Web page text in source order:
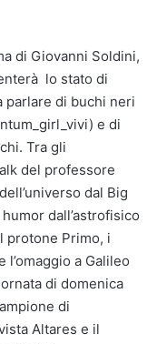
di Giovanni Soldini,
lo stato di
parlare di buchi neri
e di
Tra gli
del professore
dal Big
dall’astrofisico
protone Primo, i
a Galileo
di domenica
di
Altares e il